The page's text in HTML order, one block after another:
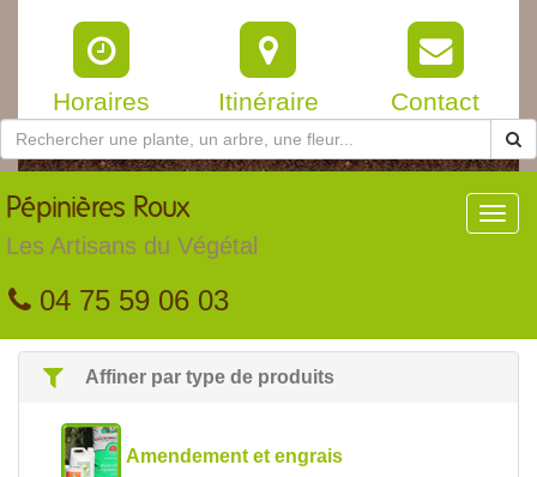
Horaires Itinéraire Contact
Pépinières Roux
Les Artisans du Végétal
04 75 59 06 03
Affiner par type de produits
Amendement et engrais